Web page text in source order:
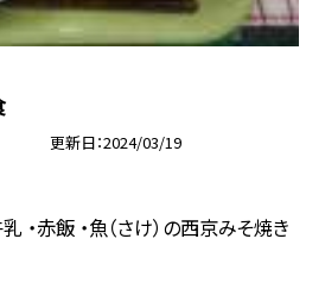
更新日 2024/03/19
・赤飯 ・魚（さけ）の西京みそ焼き